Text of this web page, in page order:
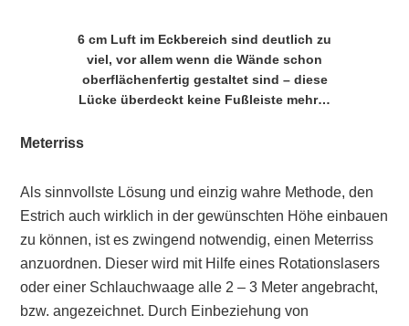
6 cm Luft im Eckbereich sind deutlich zu
viel, vor allem wenn die Wände schon
oberflächenfertig gestaltet sind – diese
Lücke überdeckt keine Fußleiste mehr…
Meterriss
Als sinnvollste Lösung und einzig wahre Methode, den
Estrich auch wirklich in der gewünschten Höhe einbauen
zu können, ist es zwingend notwendig, einen Meterriss
anzuordnen. Dieser wird mit Hilfe eines Rotationslasers
oder einer Schlauchwaage alle 2 – 3 Meter angebracht,
bzw. angezeichnet. Durch Einbeziehung von